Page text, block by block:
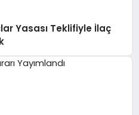
Yasası Teklifiyle İlaç